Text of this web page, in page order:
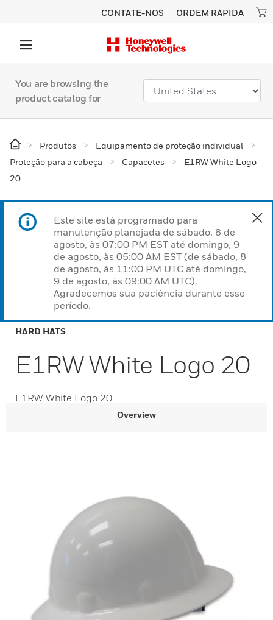
CONTATE-NOS ORDEM RÁPIDA
You are browsing the
product catalog for
Produtos
Equipamento de proteção individual
Proteção para a cabeça
Capacetes
E1RW White Logo
20
Este site está programado para
manutenção planejada de sábado, 8 de
agosto, às 07:00 PM EST até domingo, 9
de agosto, às 05:00 AM EST (de sábado, 8
de agosto, às 11:00 PM UTC até domingo,
9 de agosto, às 09:00 AM UTC).
Agradecemos sua paciência durante esse
período.
HARD HATS
E1RW White Logo 20
E1RW White Logo 20
Overview